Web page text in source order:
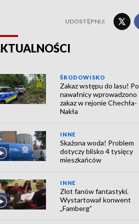
UDOSTĘPNIJ:
ŚRODOWISKO
Zakaz wstępu do lasu! Po
nawałnicy wprowadzono
zakaz w rejonie Chechła-
Nakła
INNE
Skażona woda! Problem
dotyczy blisko 4 tysięcy
mieszkańców
INNE
Zlot fanów fantastyki.
Wystartował konwent
„Famberg”